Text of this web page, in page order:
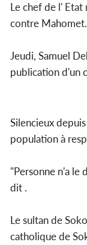
Le chef de l' Etat
contre Mahomet.
Jeudi, Samuel
publication d'un
Silencieux
population à
"Personne n'a le
dit .
Le sultan de
catholique de